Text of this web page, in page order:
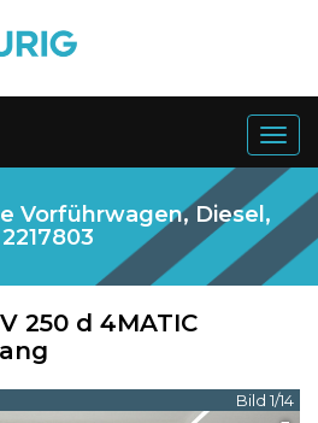
Vorführwagen, Diesel,
V 250 d 4MATIC
Bild 1/14